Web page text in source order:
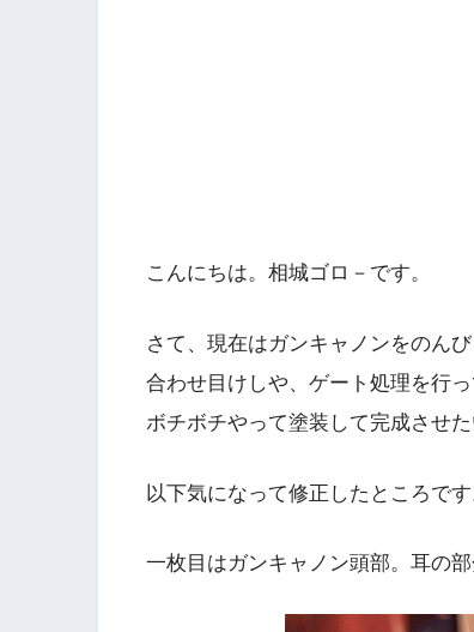
こんにちは。相城ゴロ－です。
さて、現在はガンキャノンをのんび
合わせ目けしや、ゲート処理を行っ
ボチボチやって塗装して完成させた
以下気になって修正したところです
一枚目はガンキャノン頭部。耳の